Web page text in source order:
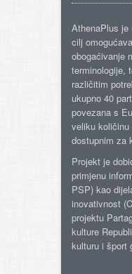
AthenaPlus
cilj
obogaćivanje
terminologije,
različitim
ukupno 40
povezana s
veliku količinu
dostupnim za
Projekt je
primjenu
PSP) kao
inovativnost
projektu
kulture
kulturu i šport